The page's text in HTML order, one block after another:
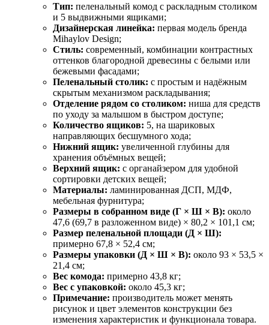
Тип: пеленальный комод с раскладным столиком
и 5 выдвижными ящиками;
Дизайнерская линейка: первая модель бренда
Mihaylov Design;
Стиль: современный, комбинации контрастных
оттенков благородной древесины с белыми или
бежевыми фасадами;
Пеленальный столик: с простым и надёжным
скрытым механизмом раскладывания;
Отделение рядом со столиком: ниша для средств
по уходу за малышом в быстром доступе;
Количество ящиков: 5, на шариковых
направляющих бесшумного хода;
Нижний ящик: увеличенной глубины для
хранения объёмных вещей;
Верхний ящик: с органайзером для удобной
сортировки детских вещей;
Материалы: ламинированная ДСП, МДФ,
мебельная фурнитура;
Размеры в собранном виде (Г × Ш × В): около
47,6 (69,7 в разложенном виде) × 80,2 × 101,1 см;
Размер пеленальной площади (Д × Ш):
примерно 67,8 × 52,4 см;
Размеры упаковки (Д × Ш × В): около 93 × 53,5 ×
21,4 см;
Вес комода: примерно 43,8 кг;
Вес с упаковкой: около 45,3 кг;
Примечание: производитель может менять
рисунок и цвет элементов конструкции без
изменения характеристик и функционала товара.